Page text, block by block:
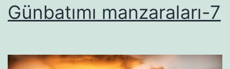
Günbatımı manzaraları-7